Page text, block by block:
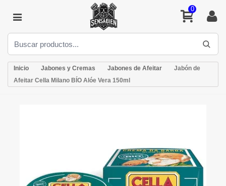
0
Inicio Jabones y Cremas Jabones de Afeitar
Jabón de
Afeitar Cella Milano BÍO Alóe Vera 150ml